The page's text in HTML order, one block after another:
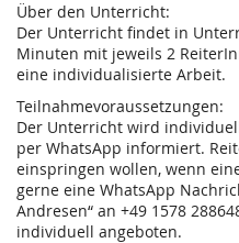
Über den Unterricht:
Der Unterricht findet in
Minuten mit jeweils 2
eine individualisierte Arbeit.
Teilnahmevoraussetzungen:
Der Unterricht wird
per WhatsApp informiert.
einspringen wollen, wenn
gerne eine WhatsApp
Andresen“ an +49 1578
individuell angeboten.